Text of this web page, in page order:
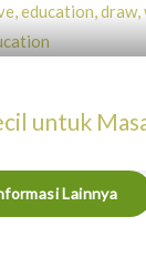
untuk
Lainnya